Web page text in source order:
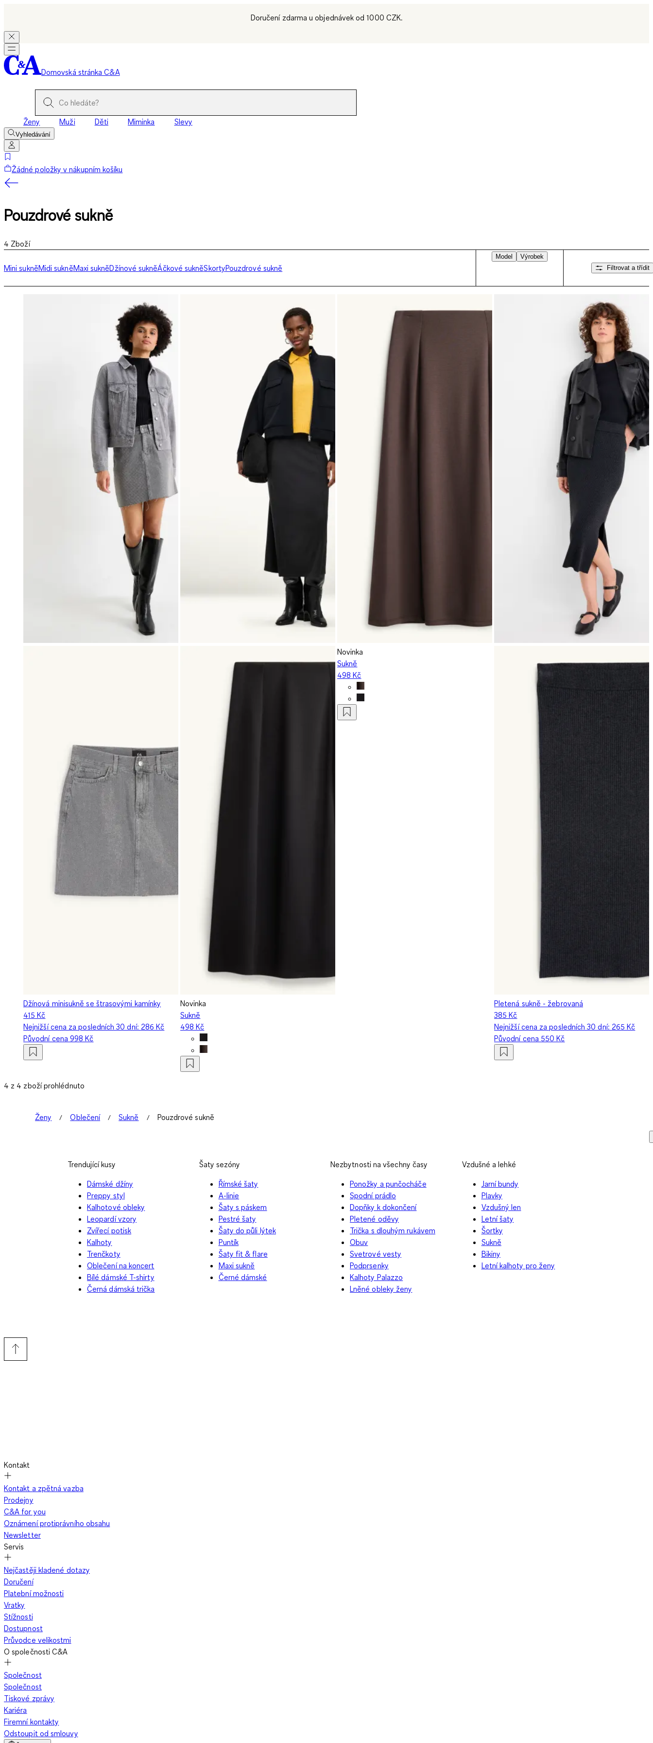
Doručení zdarma u objednávek od 1000 CZK.
Domovská stránka C&A
Ženy Muži Děti Miminka Slevy
Vyhledávání
Žádné položky v nákupním košíku
Pouzdrové sukně
4 Zboží
Mini sukněMidi sukněMaxi sukněDžínové sukněÁčkové sukněSkortyPouzdrové sukně
Model
Výrobek
Filtrovat a třídit
Džínová minisukně se štrasovými kamínky
415 Kč
Nejnižší cena za posledních 30 dní: 286 Kč
Původní cena998 Kč
Novinka
Sukně
498 Kč
Novinka
Sukně
498 Kč
Pletená sukně - žebrovaná
385 Kč
Nejnižší cena za posledních 30 dní: 265 Kč
Původní cena 550 Kč
4 z 4 zboží prohlédnuto
Ženy Oblečení Sukně Pouzdrové sukně
Trendující kusy
Dámské džíny
Preppy styl
Kalhotové obleky
Leopardí vzory
Zvířecí potisk
Kalhoty
Trenčkoty
Oblečení na koncert
Bílé dámské T-shirty
Černá dámská trička
Šaty sezóny
Římské šaty
A-linie
Šaty s páskem
Pestré šaty
Šaty do půli lýtek
Puntík
Šaty fit & flare
Maxi sukně
Černé dámské
Nezbytnosti na všechny časy
Ponožky a punčocháče
Spodní prádlo
Dopňky k dokončení
Pletené oděvy
Trička s dlouhým rukávem
Obuv
Svetrové vesty
Podprsenky
Kalhoty Palazzo
Lněné obleky ženy
Vzdušné a lehké
Jarní bundy
Plavky
Vzdušný len
Letní šaty
Šortky
Sukně
Bikiny
Letní kalhoty pro ženy
Kontakt
Kontakt a zpětná vazba
Prodejny
C&A for you
Oznámení protiprávního obsahu
Newsletter
Servis
Nejčastěji kladené dotazy
Doručení
Platební možnosti
Vratky
Stížnosti
Dostupnost
Průvodce velikostmi
O společnosti C&A
Společnost
Společnost
Tiskové zprávy
Kariéra
Firemní kontakty
Odstoupit od smlouvy